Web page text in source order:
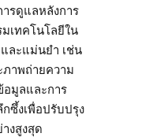
ารดูแลหลังการ
เทคโนโลยีใน
ละแม่นยำ เช่น
ภาพถ่ายความ
อมูลและการ
ซึ้งเพื่อปรับปรุง
งสูงสุด